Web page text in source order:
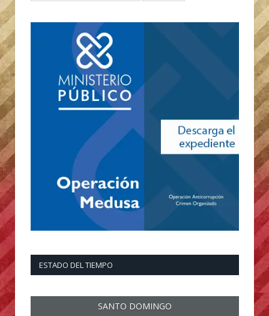
ESTADO DEL TIEMPO
SANTO DOMINGO